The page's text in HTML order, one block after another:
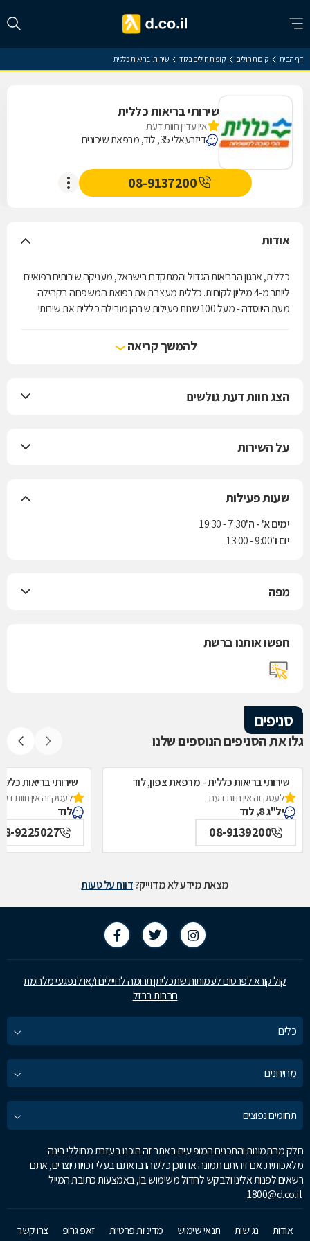
דף הבית קופות חולים קופות חולים בלוד שירותי בריאות כללית
שירותי בריאות כללית
אין עדיין חוות דעת
דיזרעאלי 35, לוד, מרפאת שיכונים
08-9137200
אודות
כללית, ארגון הבריאות הגדול והמתקדם בישראל, מעניקה שירותים רפואיים
ליותר מ-4 מיליון לקוחות. כללית מעצבת את רפואת המשפחה בקהילה
מעת היווסדה - מעל 100 שנות פעילות שבהן מובילה כללית את שירותי
להמשך קריאה
הצג חוות דעת גולשים
על השירות
שעות פעילות
ימים א' - ה'7:30 - 19:30
יום ו'9:00 - 13:00
מפה
חפשו אותנו ברשת
סניפים
גלו את הסניפים הנוספים שלנו
שירותי בריאות כללית - מרפאת צפון, לוד
לעסק זה אין חוות דעת
יל"ג 8, לוד
08-9139200
שירותי בריאות
לעסק זה אין חוות
לוד
9225027
מצאת מידע לא מדוייק?דווח על טעות
קול קורא לפרסום לעמותות שתכליתן תרומה לחיילים ו/או לנפגעי מלחמת
חרבות ברזל
כלים
מחירונים
תחומים נפוצים
חלק מהתמונות והתכנים המופיעים באתר זה הוכנו בעזרת מחוללי בינה
מלאכותית. אם זיהיתם תמונה או תוכן כלשהו בו אתם בעלי זכויות יוצרים, אתם
רשאים לפנות אלינו ולבקש לחדול משימוש בו, באמצעות כתובת המייל
1800@d.co.il
אודות נגישות תנאי שימוש מדיניות פרטיות זאפ גרופ צרו קשר